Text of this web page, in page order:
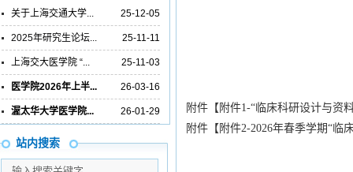
附件【 附件1-“临床科研设计与资
附件【 附件2-2026年春季学期“临
关于上海交通大学... 25-12-05
2025年研究生论坛... 25-11-11
上海交大医学院 “... 25-11-03
医学院2026年上半... 26-03-16
渥太华大学医学院... 26-01-29
站内搜索